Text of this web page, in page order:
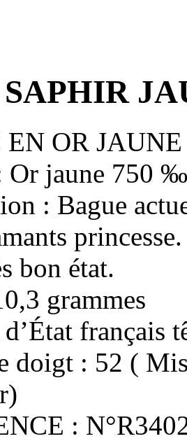
EN OR
Or jaune 750 ‰
: Bague
princesse.
bon état.
grammes
français
doigt : 52 (
: